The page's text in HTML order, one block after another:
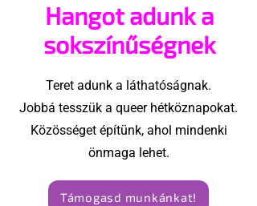
Hangot adunk a
sokszínűségnek
Teret adunk a láthatóságnak.
Jobbá tesszük a queer hétköznapokat.
Közösséget építünk, ahol mindenki
önmaga lehet.
Támogasd munkánkat!